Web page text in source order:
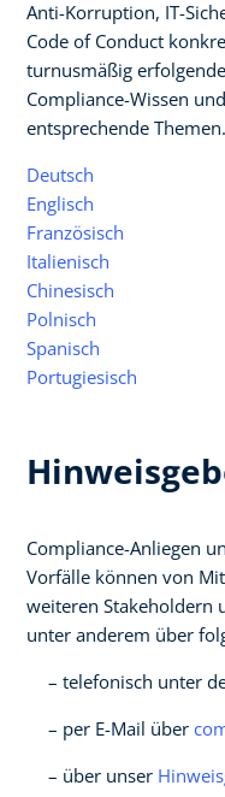
Anti-Korruption, IT-
Code of Conduct
turnusmäßig
Compliance-Wissen
entsprechende Themen.
Deutsch
Englisch
Französisch
Italienisch
Chinesisch
Polnisch
Spanisch
Portugiesisch
Compliance-Anliegen
Vorfälle können von
weiteren Stakeholdern
unter anderem über
telefonisch unter
per E-Mail über
über unser